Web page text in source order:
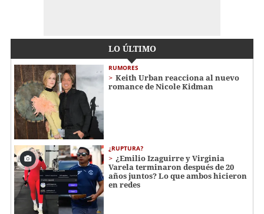
LO ÚLTIMO
RUMORES
Keith Urban reacciona al nuevo
romance de Nicole Kidman
¿RUPTURA?
¿Emilio Izaguirre y Virginia
Varela terminaron después de 20
años juntos? Lo que ambos hicieron
en redes